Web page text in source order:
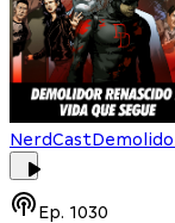
NerdCast
Ep. 1030